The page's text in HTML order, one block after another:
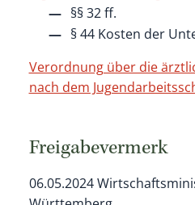
§§ 32 ff.
§ 44 Kosten der
Verordnung über die
nach dem
Freigabevermerk
06.05.2024